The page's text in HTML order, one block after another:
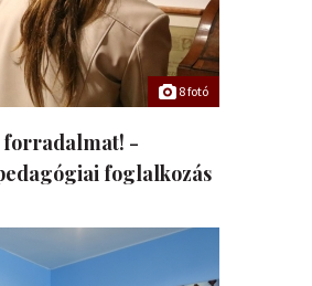
8 fotó
forradalmat! -
foglalkozás